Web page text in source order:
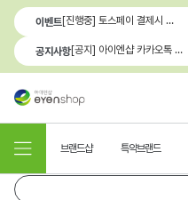
이벤트 [진행중] 토스페이 결제시 최대 1.3만원 혜택
공지사항 [공지] 아이엔샵 카카오톡 1:1 문의 채널 이용 안내
브랜드샵 특약브랜드